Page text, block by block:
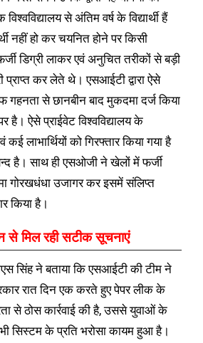
से अंतिम वर्ष के विद्यार्थी हैं
नहीं हो कर चयनित होने पर किसी
डिग्री लाकर एवं अनुचित तरीकों से बड़ी
प्राप्त कर लेते थे। एसआईटी द्वारा ऐसे
गहनता से छानबीन बाद मुकदमा दर्ज किया
है। ऐसे प्राईवेट विश्वविद्यालय के
कई लाभार्थियों को गिरफ्तार किया गया है
है। साथ ही एसओजी ने खेलों में फर्जी
गोरखधंधा उजागर कर इसमें संलिप्त
किया है।
से मिल रही सटीक सूचनाएं
सिंह ने बताया कि एसआईटी की टीम ने
रात दिन एक करते हुए पेपर लीक के
से ठोस कार्रवाई की है, उससे युवाओं के
सिस्टम के प्रति भरोसा कायम हुआ है।